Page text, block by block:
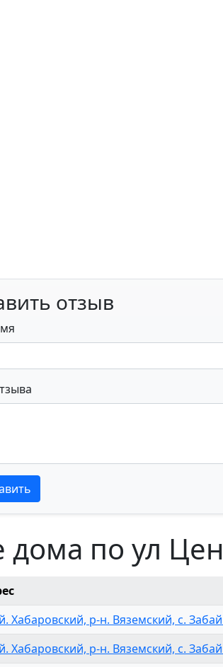
отзыв
дома по ул
Хабаровский, р-н. Вяземский, с.
Хабаровский, р-н. Вяземский, с.